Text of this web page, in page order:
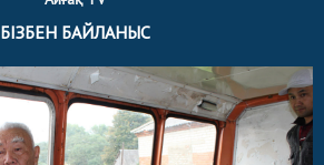
БІЗБЕН БАЙЛАНЫС